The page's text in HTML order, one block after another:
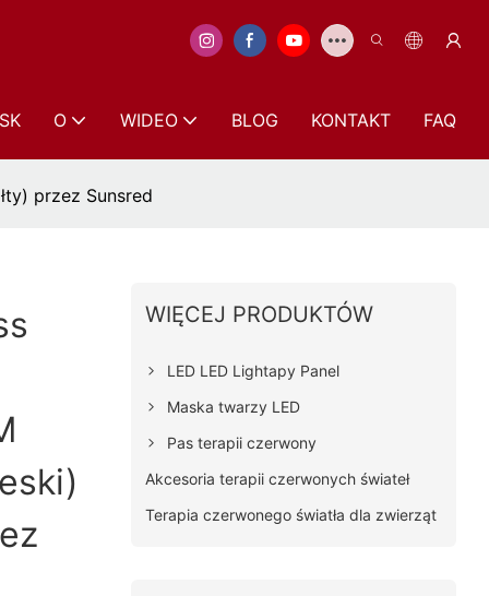
O WIDEO BLOG KONTAKT FAQ
przez Sunsred
WIĘCEJ PRODUKTÓW
LED LED Lightapy Panel
Maska twarzy LED
Pas terapii czerwony
Akcesoria terapii czerwonych świateł
Terapia czerwonego światła dla zwierząt